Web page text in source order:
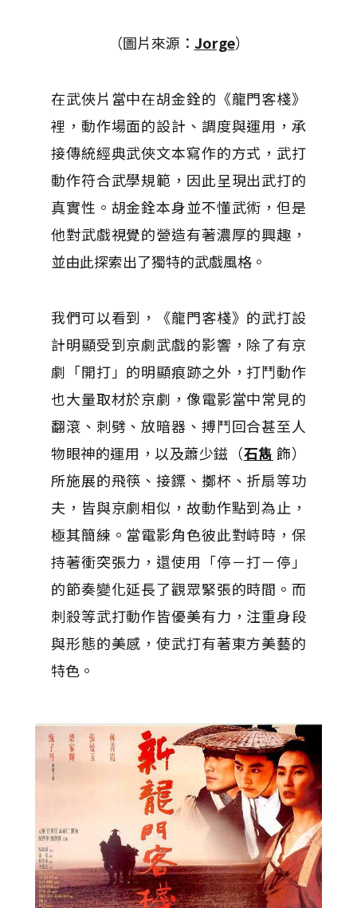
（圖片來源： Jorge）
在武俠片當中在胡金銓的《龍門客棧》
裡，動作場面的設計、調度與運用，承
接傳統經典武俠文本寫作的方式，武打
動作符合武學規範，因此呈現出武打的
真實性。胡金銓本身並不懂武術，但是
他對武戲視覺的營造有著濃厚的興趣，
並由此探索出了獨特的武戲風格。
我們可以看到，《龍門客棧》的武打設
計明顯受到京劇武戲的影響，除了有京
劇「開打」的明顯痕跡之外，打鬥動作
也大量取材於京劇，像電影當中常見的
翻滾、刺劈、放暗器、搏鬥回合甚至人
物眼神的運用，以及蕭少鎡（石雋 飾）
所施展的飛筷、接鏢、擲杯、折扇等功
夫，皆與京劇相似，故動作點到為止，
極其簡練。當電影角色彼此對峙時，保
持著衝突張力，還使用「停－打－停」
的節奏變化延長了觀眾緊張的時間。而
刺殺等武打動作皆優美有力，注重身段
與形態的美感，使武打有著東方美藝的
特色。